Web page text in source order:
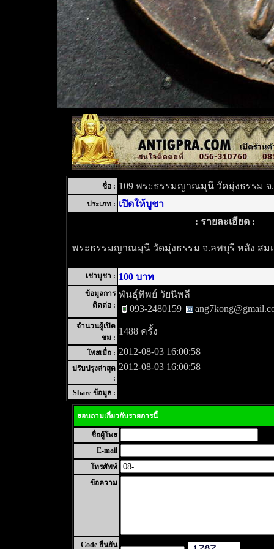
ชื่อ : 109 พระธรรมญาณมุนี วัดมุ่งธรรม จ
ประเภท : เปิดให้บูชา
: รายละเอียด :
พระธรรมญาณมุนี วัดมุ่งธรรม จ.ลพบุรี หลัง สม
เช่าบูชา : 100 บาท
ข้อมูลการ
ติดต่อ :
พันธุ์ทิพย์ วัยนิพลี
093-2480159
จำนวนผู้เปิด
ชม :
1488 ครั้ง
โพสเมื่อ : 2012-08-03 16:00:58
ปรับปรุงล่าสุด
:
2012-08-03 16:00:58
Share ข้อมูล :
สอบถามเกี่ยวกับรายการนี้
ชื่อผู้โพส
E-mail
โทรศัพท์
ข้อความ
Code ยืนยัน